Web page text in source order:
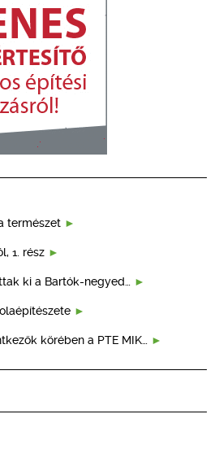
természet
1. rész
ki a Bartók-negyed…
körében a PTE MIK…